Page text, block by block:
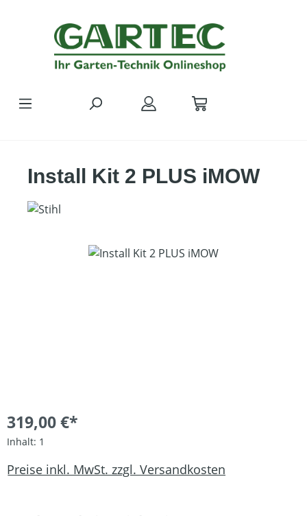
Install Kit 2 PLUS iMOW
Bildergalerie überspringen
319,00 €*
Inhalt: 1
Preise inkl. MwSt. zzgl. Versandkosten